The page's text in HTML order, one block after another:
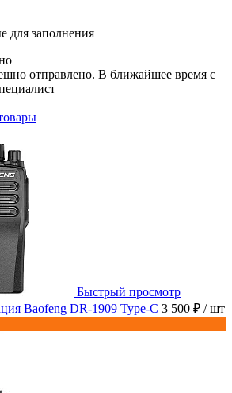
для заполнения
отправлено. В ближайшее время с
Быстрый просмотр
Baofeng DR-1909 Type-C 3 500 ₽ / шт